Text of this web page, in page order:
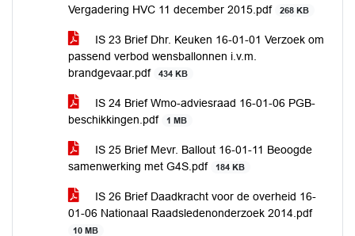
Vergadering HVC 11 december 2015.pdf
268 KB
IS 23 Brief Dhr. Keuken 16-01-01 Verzoek om
passend verbod wensballonnen i.v.m.
brandgevaar.pdf
434 KB
IS 24 Brief Wmo-adviesraad 16-01-06 PGB-
beschikkingen.pdf
1 MB
IS 25 Brief Mevr. Ballout 16-01-11 Beoogde
samenwerking met G4S.pdf
184 KB
IS 26 Brief Daadkracht voor de overheid 16-
01-06 Nationaal Raadsledenonderzoek 2014.pdf
10 MB